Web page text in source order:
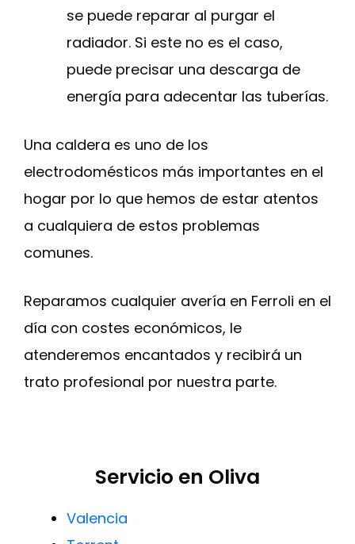
se puede reparar al purgar el
radiador. Si este no es el caso,
puede precisar una descarga de
energía para adecentar las tuberías.
Una caldera es uno de los
electrodomésticos más importantes en el
hogar por lo que hemos de estar atentos
a cualquiera de estos problemas
comunes.
Reparamos cualquier avería en Ferroli en el
día con costes económicos, le
atenderemos encantados y recibirá un
trato profesional por nuestra parte.
Servicio en Oliva
Valencia